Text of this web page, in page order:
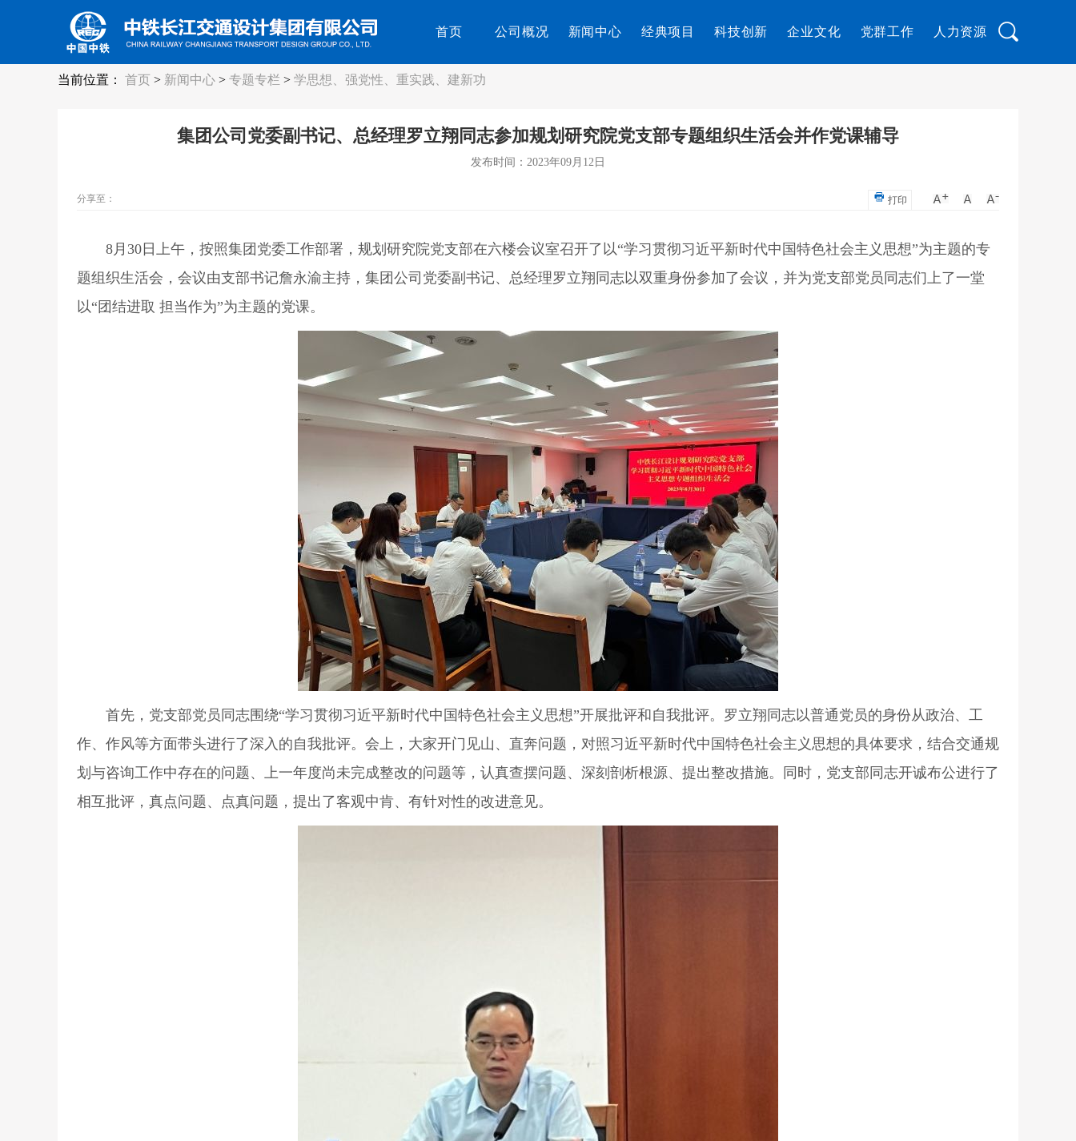
首页 公司概况 新闻中心 经典项目 科技创新 企业文化 党群工作 人力资源
当前位置： 首页 > 新闻中心 > 专题专栏 > 学思想、强党性、重实践、建新功
集团公司党委副书记、总经理罗立翔同志参加规划研究院党支部专题组织生活会并作党课辅导
发布时间：2023年09月12日
分享至： 打印
8月30日上午，按照集团党委工作部署，规划研究院党支部在六楼会议室召开了以“学习贯彻习近平新时代中国特色社会主义思想”为主题的专
题组织生活会，会议由支部书记詹永渝主持，集团公司党委副书记、总经理罗立翔同志以双重身份参加了会议，并为党支部党员同志们上了一堂
以“团结进取 担当作为”为主题的党课。
首先，党支部党员同志围绕“学习贯彻习近平新时代中国特色社会主义思想”开展批评和自我批评。罗立翔同志以普通党员的身份从政治、工
作、作风等方面带头进行了深入的自我批评。会上，大家开门见山、直奔问题，对照习近平新时代中国特色社会主义思想的具体要求，结合交通规
划与咨询工作中存在的问题、上一年度尚未完成整改的问题等，认真查摆问题、深刻剖析根源、提出整改措施。同时，党支部同志开诚布公进行了
相互批评，真点问题、点真问题，提出了客观中肯、有针对性的改进意见。